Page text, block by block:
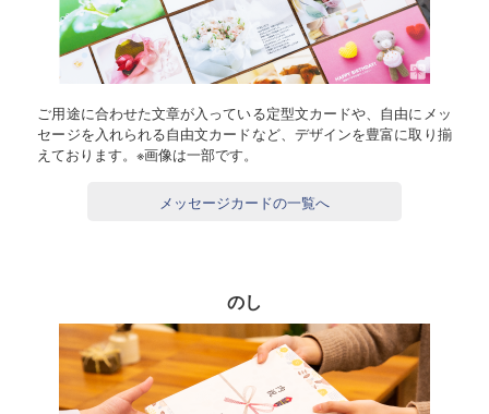
ご用途に合わせた文章が入っている定型文カードや、自由にメッ
セージを入れられる自由文カードなど、デザインを豊富に取り揃
えております。※画像は一部です。
メッセージカードの一覧へ
のし